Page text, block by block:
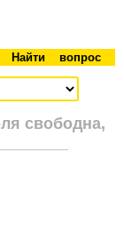
свободна,